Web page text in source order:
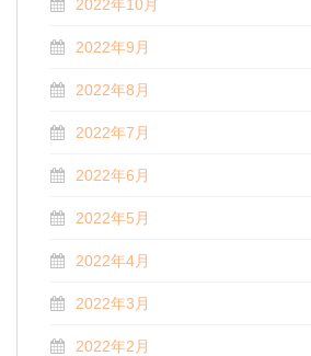
2022年10月
2022年9月
2022年8月
2022年7月
2022年6月
2022年5月
2022年4月
2022年3月
2022年2月